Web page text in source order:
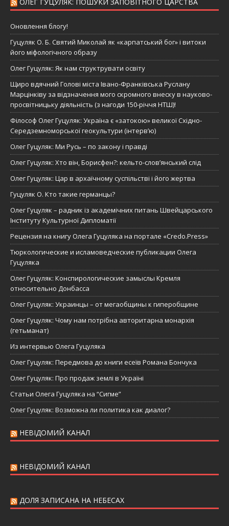
Оновлення блогу!
Гуцуляк О. Б. Святий Миколай як «карпатський бог» і витоки
його міфологічного образу
Олег Гуцуляк: Як нам структрувати освіту
Щиро вдячний Голові міста Івано-Франківська Руслану
Марцінківу за відзначення мого скромного внеску в науково-
просвітницьку діяльність (з нагоди 150-річчя НТШ)!
Філософ Олег Гуцуляк: Україна є «затокою» великої Східно-
Середземноморської геокультури (інтерв’ю)
Олег Гуцуляк: Ми Русь – по закону і правді
Олег Гуцуляк: Хто він, Борисфен?: кельто-слов’янський слід
Олег Гуцуляк: Цар в архаїчному суспільстві і його жертва
Гуцуляк О. Кто такие германцы?
Олег Гуцуляк – радник із академічних питань Швейцарського
Інституту Культурної Дипломатії
Рецензия на книгу Олега Гуцуляка на портале «Credo.Press»
Тюркологические и исламоведческие публикации Олега
Гуцуляка
Олег Гуцуляк: Конспирологические замыслы Кремля
относительно Донбасса
Олег Гуцуляк: Украинцы – от мегаобщины к гиперобщине
Олег Гуцуляк: Чому нам потрібна авторитарна монархія
(гетьманат)
Из интервью Олега Гуцуляка
Олег Гуцуляк: Передмова до книги есеїв Романа Бончука
Олег Гуцуляк: Про продаж землі в Україні
Статьи Олега Гуцуляка на “Сигме”
Олег Гуцуляк: Возможна ли политика как диалог?
НЕВІДОМИЙ КАНАЛ
НЕВІДОМИЙ КАНАЛ
ДОЛЯ ЗАПИСАНА НА НЕБЕСАХ